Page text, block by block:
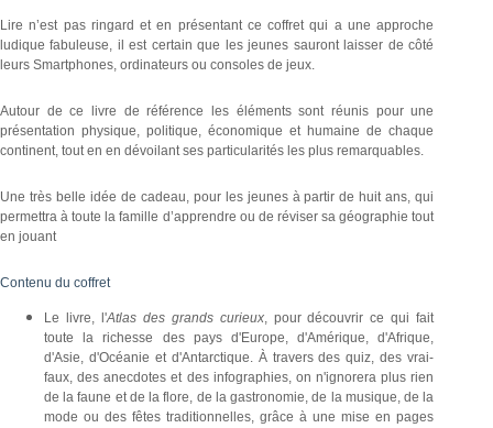
Lire n’est pas ringard et en présentant ce coffret qui a une approche
ludique fabuleuse, il est certain que les jeunes sauront laisser de côté
leurs Smartphones, ordinateurs ou consoles de jeux.
Autour de ce livre de référence les éléments sont réunis pour une
présentation physique, politique, économique et humaine de chaque
continent, tout en en dévoilant ses particularités les plus remarquables.
Une très belle idée de cadeau, pour les jeunes à partir de huit ans, qui
permettra à toute la famille d’apprendre ou de réviser sa géographie tout
en jouant
Contenu du coffret
Le livre, l'Atlas des grands curieux, pour découvrir ce qui fait
toute la richesse des pays d'Europe, d'Amérique, d'Afrique,
d'Asie, d'Océanie et d'Antarctique. À travers des quiz, des vrai-
faux, des anecdotes et des infographies, on n'ignorera plus rien
de la faune et de la flore, de la gastronomie, de la musique, de la
mode ou des fêtes traditionnelles, grâce à une mise en pages